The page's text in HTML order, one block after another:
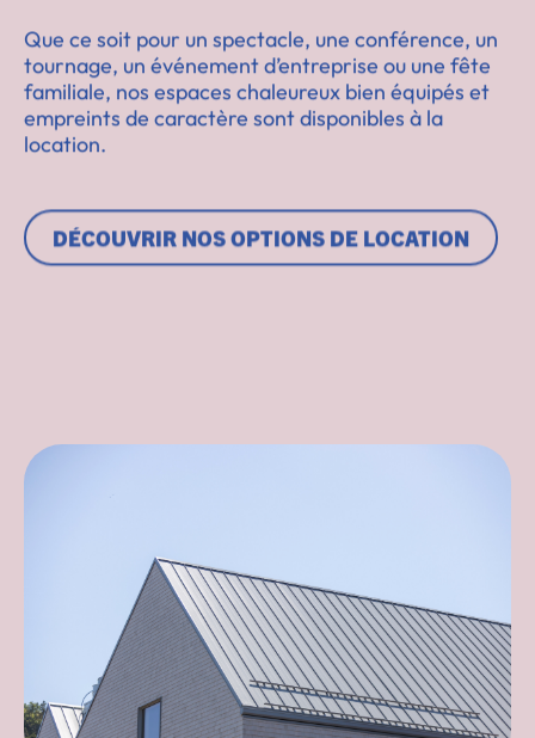
Que ce soit pour un spectacle, une conférence, un
tournage, un événement d’entreprise ou une fête
familiale, nos espaces chaleureux bien équipés et
empreints de caractère sont disponibles à la
location.
DÉCOUVRIR NOS OPTIONS DE LOCATION